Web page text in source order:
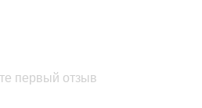
первый отзыв